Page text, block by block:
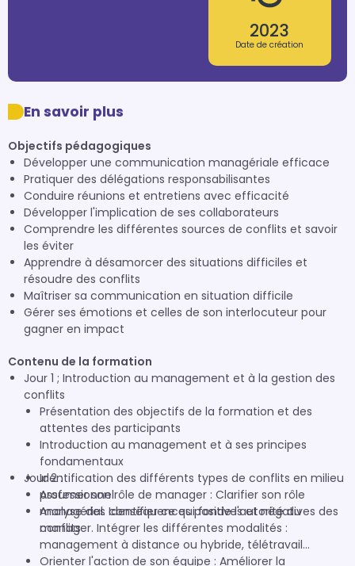
2023
Date de création
En savoir plus
Objectifs pédagogiques
Développer une communication managériale efficace
Pratiquer des délégations responsabilisantes
Conduire réunions et entretiens avec efficacité
Développer l'implication de ses collaborateurs
Comprendre les différentes sources de conflits et savoir
les éviter
Apprendre à désamorcer des situations difficiles et
résoudre des conflits
Maîtriser sa communication en situation difficile
Gérer ses émotions et celles de son interlocuteur pour
gagner en impact
Contenu de la formation
Jour 1 ; Introduction au management et à la gestion des
conflits
Présentation des objectifs de la formation et des
attentes des participants
Introduction au management et à ses principes
fondamentaux
Identification des différents types de conflits en milieu
professionnel
Analyse des conséquences positives et négatives des
conflits
Jour 2 :
Assumer son rôle de manager : Clarifier son rôle
managérial. Identifier ce qui fonde l'autorité du
manager. Intégrer les différentes modalités :
management à distance ou hybride, télétravail...
Orienter l'action de son équipe : Améliorer la